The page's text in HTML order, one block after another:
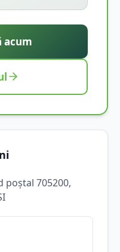
acum
poștal 705200,